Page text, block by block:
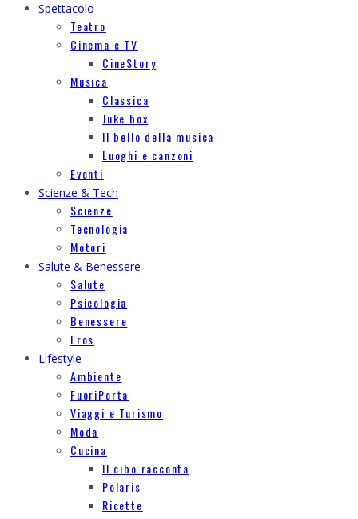
Spettacolo
Teatro
Cinema e TV
CineStory
Musica
Classica
Juke box
Il bello della musica
Luoghi e canzoni
Eventi
Scienze & Tech
Scienze
Tecnologia
Motori
Salute & Benessere
Salute
Psicologia
Benessere
Eros
Lifestyle
Ambiente
FuoriPorta
Viaggi e Turismo
Moda
Cucina
Il cibo racconta
Polaris
Ricette